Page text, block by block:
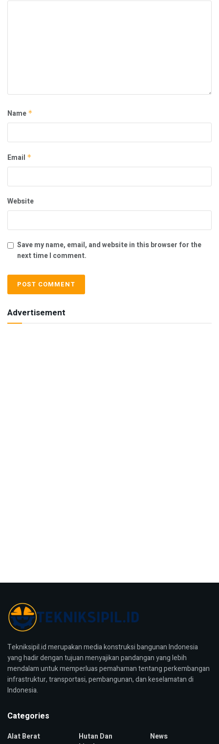
Name *
Email *
Website
Save my name, email, and website in this browser for the
next time I comment.
Advertisement
Tekniksipil.id merupakan media konstruksi bangunan Indonesia
yang hadir dengan tujuan menyajikan pandangan yang lebih
mendalam untuk memperluas pemahaman tentang perkembangan
infrastruktur, transportasi, pembangunan, dan keselamatan di
Indonesia.
Categories
Alat Berat
Hutan Dan
News